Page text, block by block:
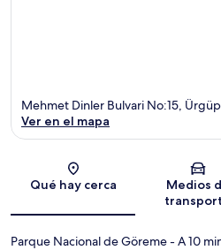
Mehmet Dinler Bulvari No:15,
Ver en el mapa
Qué hay cerca
Medios
Parque Nacional de Göreme- A 10